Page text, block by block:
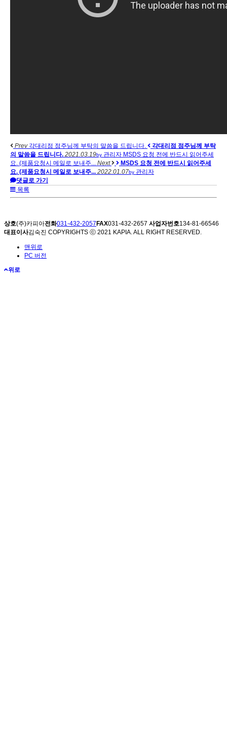
Prev각대리점 점주님께 부탁의 말씀을 드립니다.
각대리점 점주님께 부탁
의 말씀을 드립니다. 2021.03.19by 관리자 MSDS 요청 전에 반드시 읽어주세
요. (제품요청시 메일로 보내주... Next
MSDS 요청 전에 반드시 읽어주세
요. (제품요청시 메일로 보내주... 2022.01.07by 관리자
댓글로 가기
목록
상호(주)카피아전화031-432-2057 FAX031-432-2657 사업자번호134-81-66546
대표이사김숙진 COPYRIGHTS ⓒ 2021 KAPIA. ALL RIGHT RESERVED.
맨위로
PC 버전
위로